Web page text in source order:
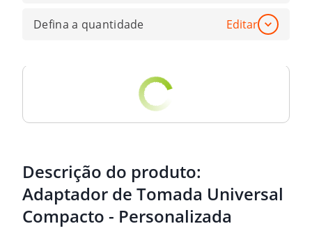
Defina a quantidade Editar
Descrição do produto:
Adaptador de Tomada Universal
Compacto - Personalizada